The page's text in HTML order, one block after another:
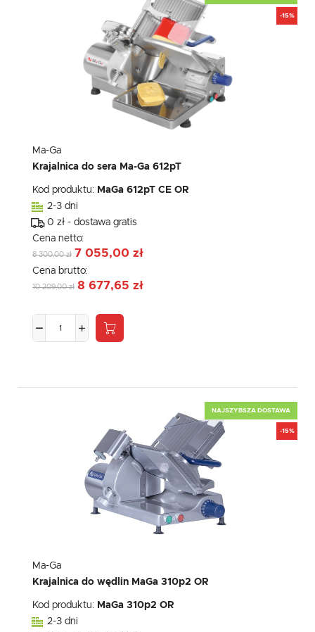
-15%
Ma-Ga
Krajalnica do sera Ma-Ga 612pT
Kod produktu: MaGa 612pT CE OR
2-3 dni
0 zł - dostawa gratis
Cena netto:
8 300,00 zł 7 055,00 zł
Cena brutto:
10 209,00 zł 8 677,65 zł
NAJSZYBSZA DOSTAWA
-15%
Ma-Ga
Krajalnica do wędlin MaGa 310p2 OR
Kod produktu: MaGa 310p2 OR
2-3 dni